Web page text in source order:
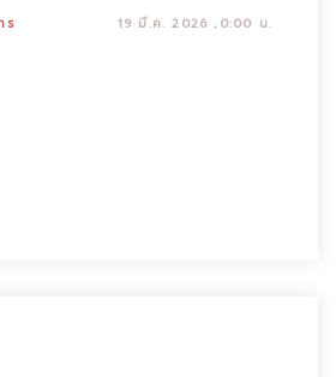
ร 19 มี.ค. 2026 ,0:00 น.